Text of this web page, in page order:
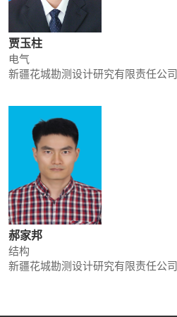
贾玉柱
电气
新疆花城勘测设计研究有限责任公司
郝家邦
结构
新疆花城勘测设计研究有限责任公司